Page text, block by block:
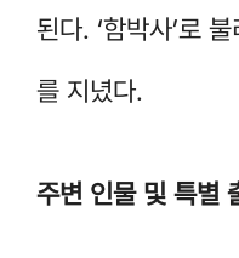
된다. ‘함박사’로
를 지녔다.
주변 인물 및 특별